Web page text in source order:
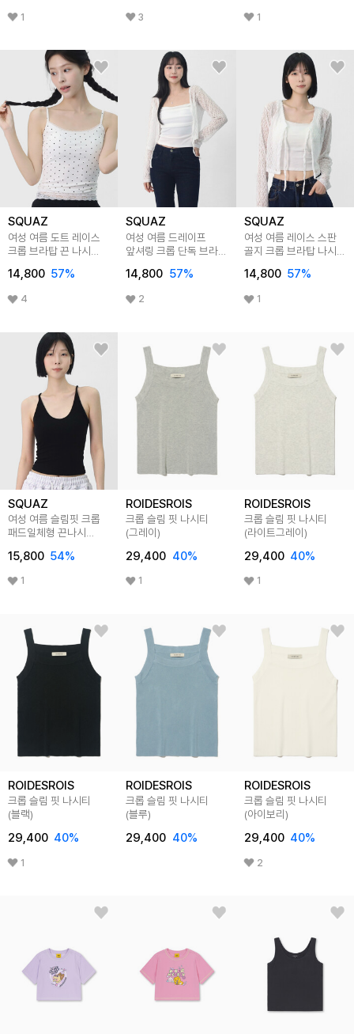
1 3 1
SQUAZ
여성 여름 도트 레이스
크롭 브라탑 끈 나시
14,800 57%
4
SQUAZ
여성 여름 드레이프
앞셔링 크롭 단독 브라탑
14,800 57%
2
SQUAZ
여성 여름 레이스 스판
골지 크롭 브라탑 나시
14,800 57%
1
SQUAZ
여성 여름 슬림핏 크롭
패드일체형 끈나시
15,800 54%
1
ROIDESROIS
크롭 슬림 핏 나시티
(그레이)
29,400 40%
1
ROIDESROIS
크롭 슬림 핏 나시티
(라이트그레이)
29,400 40%
1
ROIDESROIS
크롭 슬림 핏 나시티
(블랙)
29,400 40%
1
ROIDESROIS
크롭 슬림 핏 나시티
(블루)
29,400 40%
ROIDESROIS
크롭 슬림 핏 나시티
(아이보리)
29,400 40%
2